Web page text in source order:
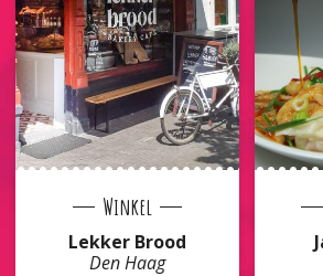
Winkel
Lekker Brood
Den Haag